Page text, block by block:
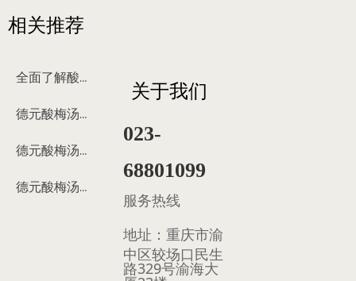
关于我们
023-
68801099
服务热线
地址： 重庆市渝
中区较场口民生
路329号渝海大
相关推荐
全面了解酸梅汤
德元酸梅汤来历
德元酸梅汤制作过程
德元酸梅汤多少钱